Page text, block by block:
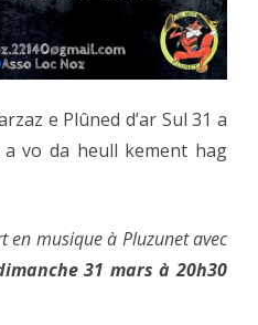
e Plûned d’ar Sul 31 a
vo da heull kement hag
en musique à Pluzunet avec
31 mars à 20h30